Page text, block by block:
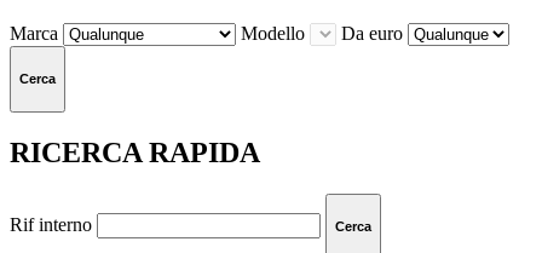
Marca Modello Da euro
Cerca
RICERCA RAPIDA
Rif interno Cerca